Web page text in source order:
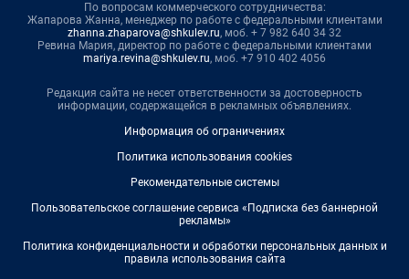
По вопросам коммерческого сотрудничества:
Жапарова Жанна, менеджер по работе с федеральными клиентами
zhanna.zhaparova@shkulev.ru, моб. + 7 982 640 34 32
Ревина Мария, директор по работе с федеральными клиентами
mariya.revina@shkulev.ru, моб. +7 910 402 4056
Редакция сайта не несет ответственности за достоверность
информации, содержащейся в рекламных объявлениях.
Информация об ограничениях
Политика использования cookies
Рекомендательные системы
Пользовательское соглашение сервиса «Подписка без баннерной
рекламы»
Политика конфиденциальности и обработки персональных данных и
правила использования сайта